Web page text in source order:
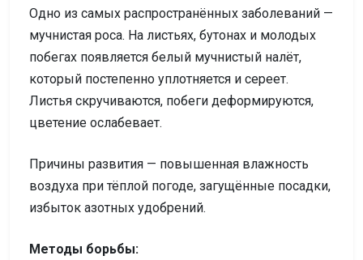
Одно из самых распространённых заболеваний —
мучнистая роса. На листьях, бутонах и молодых
побегах появляется белый мучнистый налёт,
который постепенно уплотняется и сереет.
Листья скручиваются, побеги деформируются,
цветение ослабевает.
Причины развития — повышенная влажность
воздуха при тёплой погоде, загущённые посадки,
избыток азотных удобрений.
Методы борьбы: